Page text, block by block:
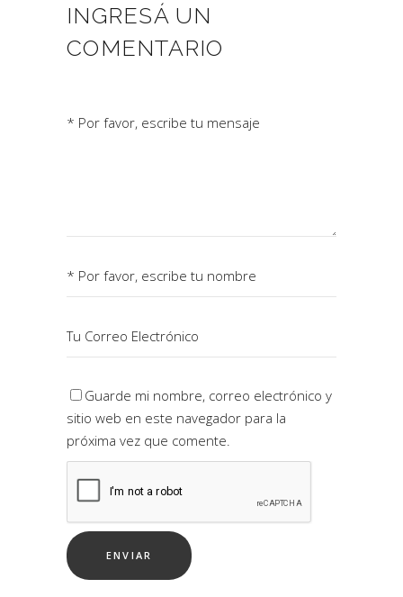
INGRESÁ UN
COMENTARIO
Guarde mi nombre, correo electrónico y
sitio web en este navegador para la
próxima vez que comente.